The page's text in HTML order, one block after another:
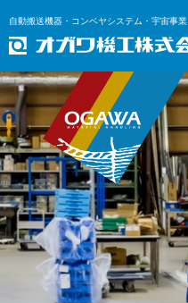
自動搬送機器・コンベヤシステム・宇宙事業